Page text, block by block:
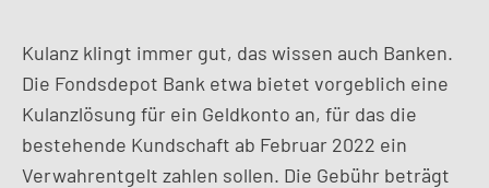
Kulanz klingt immer gut, das wissen auch Banken.
Die Fondsdepot Bank etwa bietet vorgeblich eine
Kulanzlösung für ein Geldkonto an, für das die
bestehende Kundschaft ab Februar 2022 ein
Verwahrentgelt zahlen sollen. Die Gebühr beträgt